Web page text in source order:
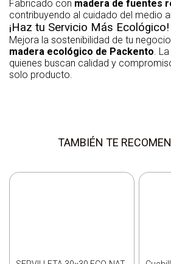
Fabricado con madera de fuentes
contribuyendo al cuidado del medio
¡Haz tu Servicio Más Ecológico!
Mejora la sostenibilidad de tu
madera ecológico de Packento.
quienes buscan calidad y
solo producto.
TAMBIÉN TE